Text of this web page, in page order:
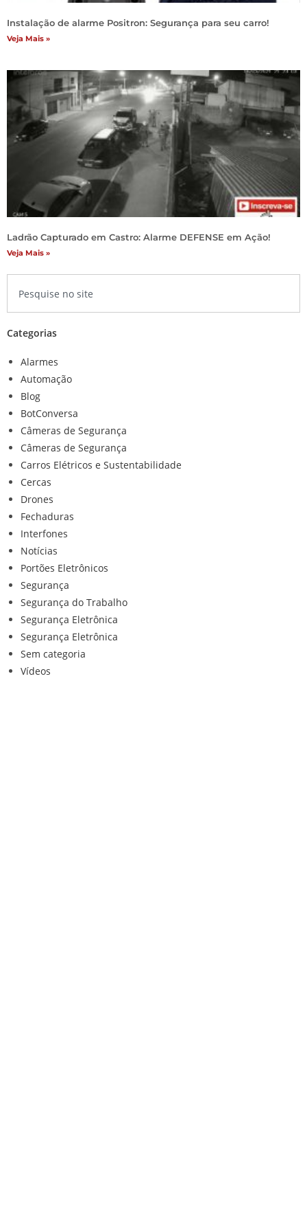
Instalação de alarme Positron: Segurança para seu carro!
Veja Mais »
Ladrão Capturado em Castro: Alarme DEFENSE em Ação!
Veja Mais »
Categorias
Alarmes
Automação
Blog
BotConversa
Câmeras de Segurança
Câmeras de Segurança
Carros Elétricos e Sustentabilidade
Cercas
Drones
Fechaduras
Interfones
Notícias
Portões Eletrônicos
Segurança
Segurança do Trabalho
Segurança Eletrônica
Segurança Eletrônica
Sem categoria
Vídeos